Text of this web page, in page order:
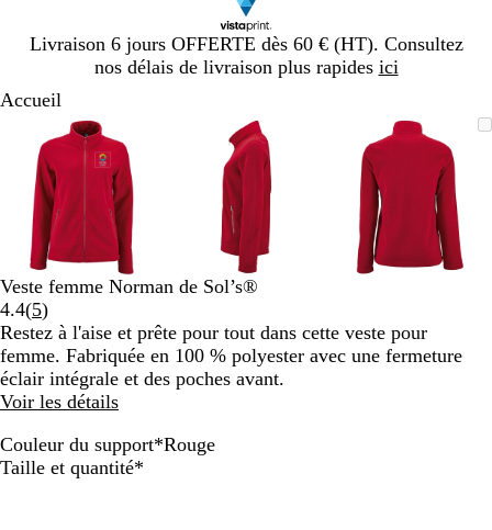
Livraison 6 jours OFFERTE dès 60 € (HT). Consultez
nos délais de livraison plus rapides ici
Diapositive
1
Accueil
Image
zoomable
Zoom
au
minimum
Cliquez
pour
développer
Utilisez
les
touches
plus
et
moins
pour
zoomer
les
touches
fléchées
pour
défiler
Image
zoomable
Zoom
au
minimum
Cliquez
pour
développer
Utilisez
les
touches
plus
moins
pour
zoomer
les
touches
fléchées
Image
zoomable
Zoom
au
minimum
Cliquez
pour
Utilisez
les
touches
plus
moins
pour
les
touches
Diapositive
Veste femme Norman de Sol’s®
4.4(5Lire
les
5
avis
)
Restez à l'aise et prête pour tout dans cette veste pour
femme. Fabriquée en 100 % polyester avec une fermeture
éclair intégrale et des poches avant.
Voir les détails
Couleur du support*Rouge
R
N
B
G
Taille et quantité*